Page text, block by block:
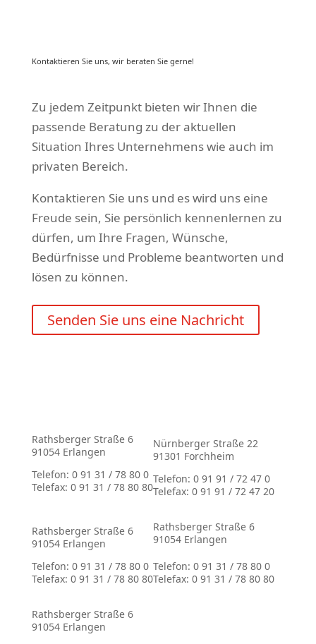
Kontaktieren Sie uns, wir beraten Sie gerne!
Zu jedem Zeitpunkt bieten wir Ihnen die
passende Beratung zu der aktuellen
Situation Ihres Unternehmens wie auch im
privaten Bereich.
Kontaktieren Sie uns und es wird uns eine
Freude sein, Sie persönlich kennenlernen zu
dürfen, um Ihre Fragen, Wünsche,
Bedürfnisse und Probleme beantworten und
lösen zu können.
Senden Sie uns eine Nachricht
Rathsberger Straße 6
91054 Erlangen
Telefon: 0 91 31 / 78 80 0
Telefax: 0 91 31 / 78 80 80
Nürnberger Straße 22
91301 Forchheim
Telefon: 0 91 91 / 72 47 0
Telefax: 0 91 91 / 72 47 20
Rathsberger Straße 6
91054 Erlangen
Telefon: 0 91 31 / 78 80 0
Telefax: 0 91 31 / 78 80 80
Rathsberger Straße 6
91054 Erlangen
Telefon: 0 91 31 / 78 80 0
Telefax: 0 91 31 / 78 80 80
Rathsberger Straße 6
91054 Erlangen